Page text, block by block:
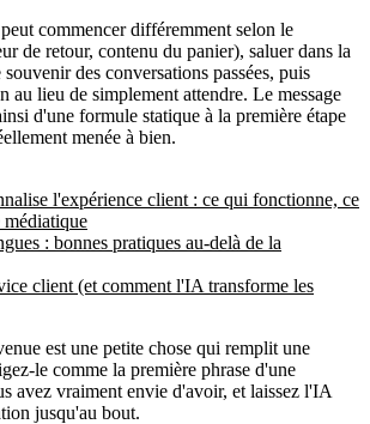
commencer différemment selon le
de retour, contenu du panier), saluer dans la
des conversations passées, puis
au lieu de simplement attendre. Le message
d'une formule statique à la première étape
menée à bien.
l'expérience client : ce qui fonctionne, ce
médiatique
: bonnes pratiques au-delà de la
client (et comment l'IA transforme les
est une petite chose qui remplit une
le comme la première phrase d'une
avez vraiment envie d'avoir, et laissez l'IA
jusqu'au bout.